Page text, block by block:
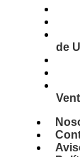
de